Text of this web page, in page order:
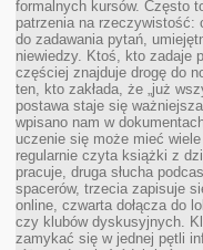
formalnych kursów. Często
patrzenia na rzeczywistość:
do zadawania pytań,
niewiedzy. Ktoś, kto zadaje
częściej znajduje drogę do
ten, kto zakłada, że „już
postawa staje się
wpisano nam w
uczenie się może mieć
regularnie czyta książki z
pracuje, druga słucha
spacerów, trzecia zapisuje
online, czwarta dołącza do
czy klubów dyskusyjnych.
zamykać się w jednej pętli